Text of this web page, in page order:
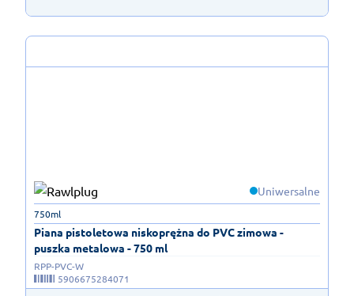
Uniwersalne
Piana pistoletowa niskoprężna do PVC zimowa -
puszka metalowa - 750 ml
750ml
RPP-PVC-W
5906675284071